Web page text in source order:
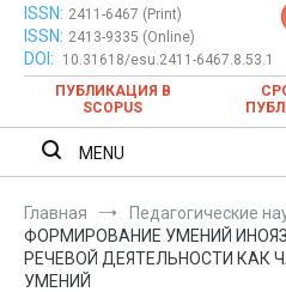
публикация
ежемесячном
Евразийский Союз Ученых —
ежемесячном
ISSN: 2411-6467 (Print)
ISSN: 2413-9335 (Online)
DOI:
10.31618/esu.2411-6467.8.53.1
ПУБЛИКАЦИЯ В
SCOPUS
MENU
Главная
Педагогические
ФОРМИРОВАНИЕ УМЕНИЙ
РЕЧЕВОЙ ДЕЯТЕЛЬНОСТИ КАК
УМЕНИЙ